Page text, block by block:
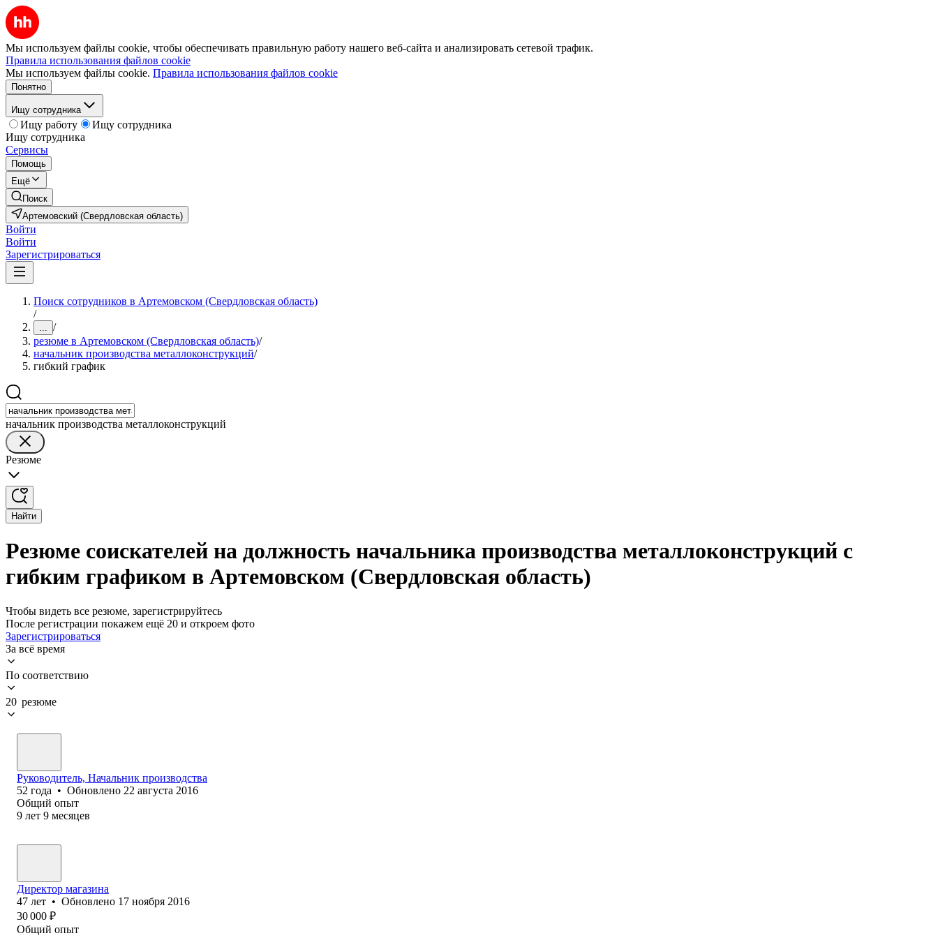
Мы используем файлы cookie, чтобы обеспечивать правильную работу нашего веб-сайта и анализировать сетевой трафик.
Правила использования файлов cookie
Мы используем файлы cookie. Правила использования файлов cookie
Понятно
Ищу сотрудника
Ищу работу
Ищу сотрудника
Ищу сотрудника
Сервисы
Помощь
Ещё
Поиск
Артемовский (Свердловская область)
Войти
Войти
Зарегистрироваться
Поиск сотрудников в Артемовском (Свердловская область)
/
... /
резюме в Артемовском (Свердловская область)/
начальник производства металлоконструкций/
гибкий график
начальник производства металлоконструкций
Резюме
Найти
Резюме соискателей на должность начальника производства металлоконструкций с
гибким графиком в Артемовском (Свердловская область)
Чтобы видеть все резюме, зарегистрируйтесь
После регистрации покажем ещё 20 и откроем фото
Зарегистрироваться
За всё время
По соответствию
20 резюме
Руководитель, Начальник производства
52 года • Обновлено 22 августа 2016
Общий опыт
9 лет 9 месяцев
Директор магазина
47 лет • Обновлено 17 ноября 2016
30 000 ₽
Общий опыт